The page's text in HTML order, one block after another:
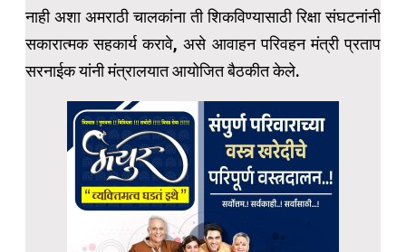
नाही अशा अमराठी चालकांना ती शिकविण्यासाठी रिक्षा संघटनांनी
सकारात्मक सहकार्य करावे, असे आवाहन परिवहन मंत्री प्रताप
सरनाईक यांनी मंत्रालयात आयोजित बैठकीत केले.